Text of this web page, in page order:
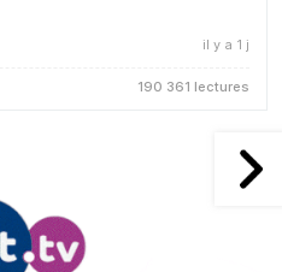
il y a 1 j
190 361 lectures